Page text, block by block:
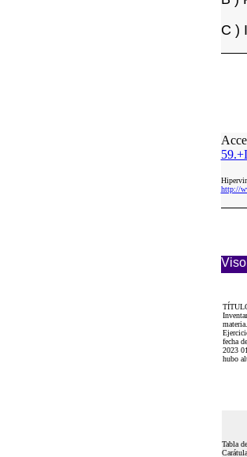
C )
http://
fecha
2023
hubo
Tabla